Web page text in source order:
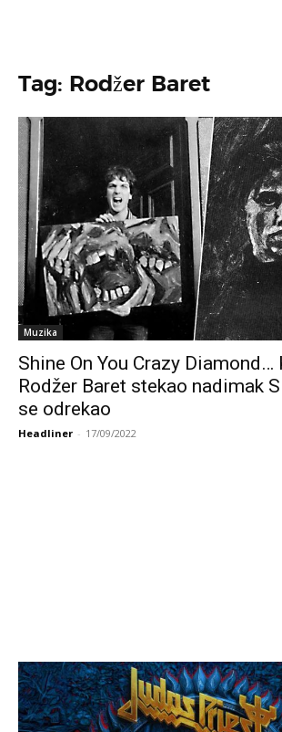
Tag: Rodžer Baret
Muzika
Shine On You Crazy Diamond…
Rodžer Baret stekao nadimak
se odrekao
Headliner - 17/09/2022